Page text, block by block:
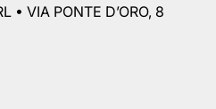
• VIA PONTE D’ORO, 8